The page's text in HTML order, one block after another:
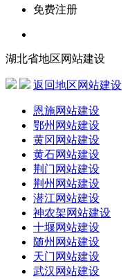
免费注册
湖北省地区网站建设
返回地区网站建设
恩施网站建设
鄂州网站建设
黄冈网站建设
黄石网站建设
荆门网站建设
荆州网站建设
潜江网站建设
神农架网站建设
十堰网站建设
随州网站建设
天门网站建设
武汉网站建设